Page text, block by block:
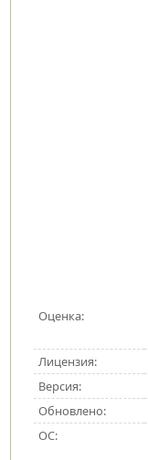
Оценка:
Лицензия:
Версия:
Обновлено:
ОС: